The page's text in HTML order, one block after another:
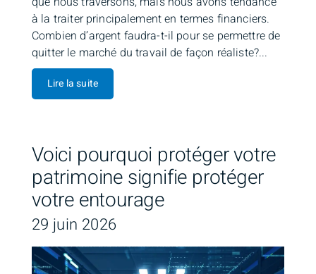
à la traiter principalement en termes financiers.
Combien d’argent faudra-t-il pour se permettre de
quitter le marché du travail de façon réaliste?...
Lire la suite
Voici pourquoi protéger votre
patrimoine signifie protéger
votre entourage
29 juin 2026